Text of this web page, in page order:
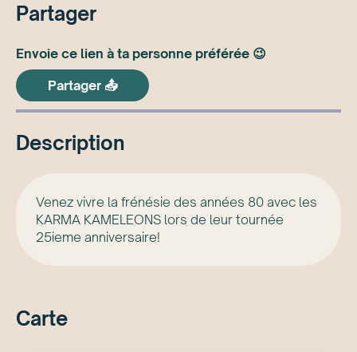
Partager
Envoie ce lien à ta personne préférée 😉
Partager 📤
Description
Venez vivre la frénésie des années 80 avec les
KARMA KAMELEONS lors de leur tournée
25ieme anniversaire!
Carte